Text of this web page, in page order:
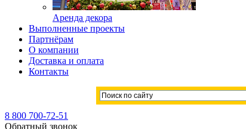
Аренда декора
Выполненные проекты
Партнёрам
О компании
Доставка и оплата
Контакты
8 800 700-72-51
Обратный звонок